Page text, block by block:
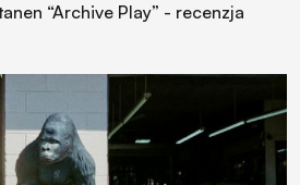
“Archive Play” - recenzja